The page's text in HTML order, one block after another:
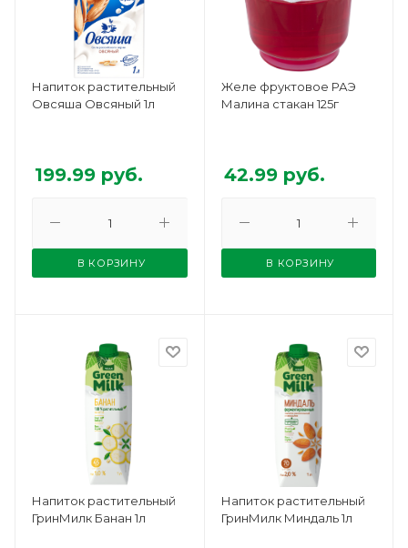
Напиток растительный
Овсяша Овсяный 1л
199.99 руб.
В КОРЗИНУ
Желе фруктовое РАЭ
Малина стакан 125г
42.99руб.
В КОРЗИНУ
Напиток растительный
ГринМилк Банан 1л
Напиток растительный
ГринМилк Миндаль 1л